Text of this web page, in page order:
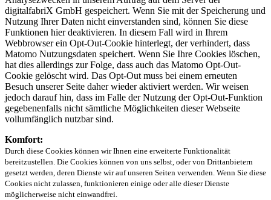
digitalfabriX GmbH gespeichert. Wenn Sie mit der Speicherung und
Nutzung Ihrer Daten nicht einverstanden sind, können Sie diese
Funktionen hier deaktivieren. In diesem Fall wird in Ihrem
Webbrowser ein Opt-Out-Cookie hinterlegt, der verhindert, dass
Matomo Nutzungsdaten speichert. Wenn Sie Ihre Cookies löschen,
hat dies allerdings zur Folge, dass auch das Matomo Opt-Out-
Cookie gelöscht wird. Das Opt-Out muss bei einem erneuten
Besuch unserer Seite daher wieder aktiviert werden. Wir weisen
jedoch darauf hin, dass im Falle der Nutzung der Opt-Out-Funktion
gegebenenfalls nicht sämtliche Möglichkeiten dieser Webseite
vollumfänglich nutzbar sind.
Komfort:
Durch diese Cookies können wir Ihnen eine erweiterte Funktionalität
bereitzustellen. Die Cookies können von uns selbst, oder von Drittanbietern
gesetzt werden, deren Dienste wir auf unseren Seiten verwenden. Wenn Sie diese
Cookies nicht zulassen, funktionieren einige oder alle dieser Dienste
möglicherweise nicht einwandfrei.